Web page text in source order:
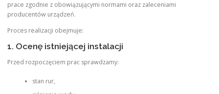
prace zgodnie z obowiązującymi normami oraz zaleceniami
producentów urządzeń.
Proces realizacji obejmuje:
1. Ocenę istniejącej instalacji
Przed rozpoczęciem prac sprawdzamy:
stan rur,